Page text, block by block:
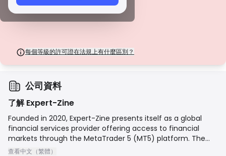
每個等級的許可證在法規上有什麼區別？
來自監管最少的司法管轄區，這些許可證通常缺乏關鍵保護，例如資金隔離和
保險。雖然它們對營運彈性很有吸引力，但它們對交易者構成較高的風險。
公司資料
了解 Expert-Zine
Founded in 2020, Expert-Zine presents itself as a global
financial services provider offering access to financial
markets through the MetaTrader 5 (MT5) platform. The
company is officially registered as Experto-Zine LTD in
查看中文（繁體）